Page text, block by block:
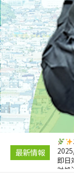
最新情報
遺
不要
ツ
即日
対処